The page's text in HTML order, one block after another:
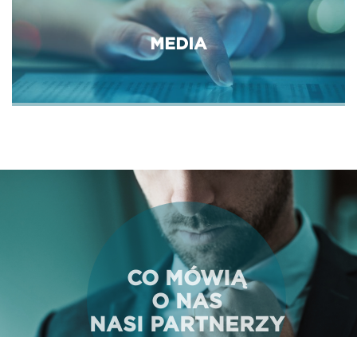
MEDIA
CO MÓWIĄ
O NAS
NASI PARTNERZY